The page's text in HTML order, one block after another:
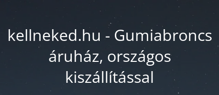
kellneked.hu - Gumiabroncs
áruház, országos
kiszállítással